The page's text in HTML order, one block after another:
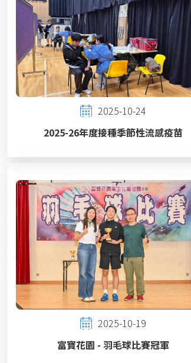
2025-10-24
2025-26年度接種季節性流感疫苗
2025-10-19
富寶花園 - 羽毛球比賽冠軍